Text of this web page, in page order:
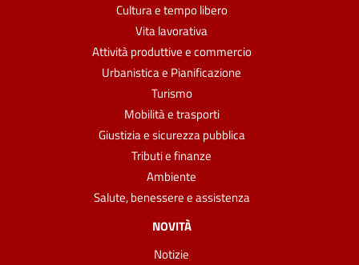
Cultura e tempo libero
Vita lavorativa
Attività produttive e commercio
Urbanistica e Pianificazione
Turismo
Mobilità e trasporti
Giustizia e sicurezza pubblica
Tributi e finanze
Ambiente
Salute, benessere e assistenza
NOVITÀ
Notizie